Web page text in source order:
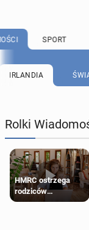
SPORT
IRLANDIA
Rolki
HMRC ostrzega
rodziców
pobierających Child